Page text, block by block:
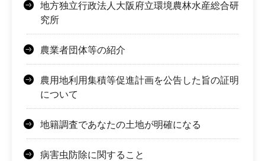
地方独立行政法人大阪府立環境農林水産総合研
究所
農業者団体等の紹介
農用地利用集積等促進計画を公告した旨の証明
について
地籍調査であなたの土地が明確になる
病害虫防除に関すること